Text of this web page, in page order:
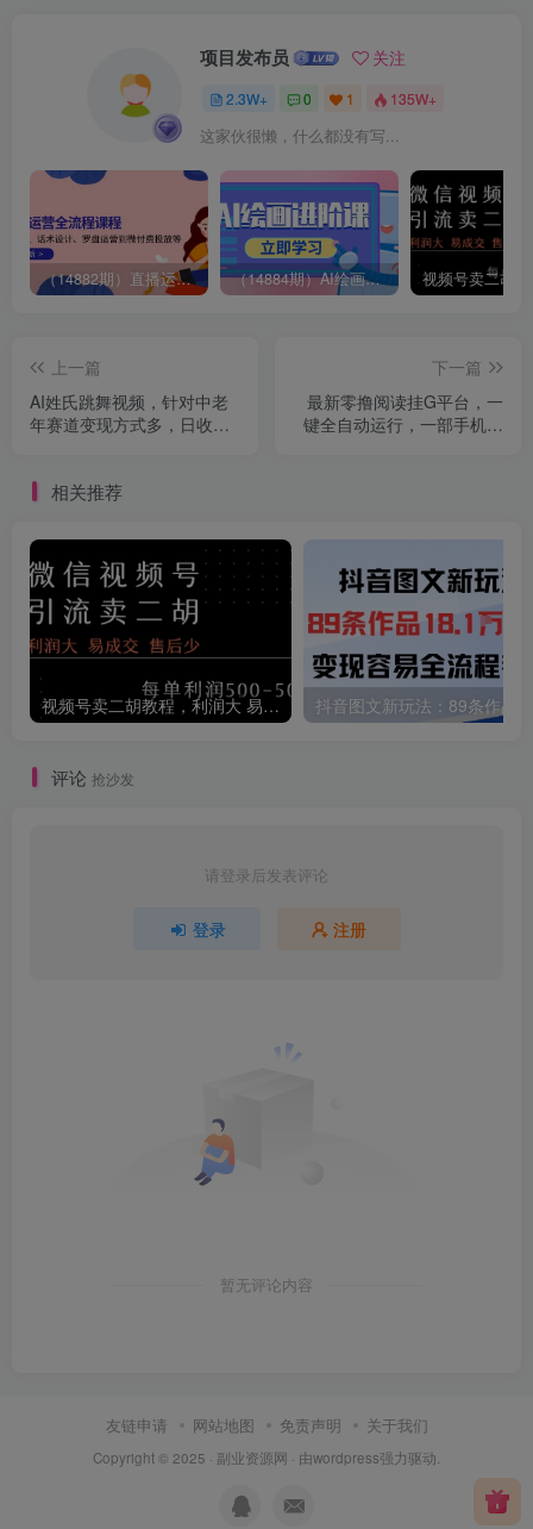
项目发布员 关注
2.3W+ 0 1 135W+
这家伙很懒，什么都没有写...
（14882期）直播运营全流程课程-5月更新：从起号、话术设计、罗盘运营到微付费投放等 （14884期）AI绘画进阶课，涵盖电商摄影等多领域，PS操作与AI工具使用全面教学
上一篇
AI姓氏跳舞视频，针对中老
年赛道变现方式多，日收益9
下一篇
最新零撸阅读挂G平台，一
键全自动运行，一部手机就
相关推荐
视频号卖二胡教程，利润大 易成交 售后少，一单利润5张+
评论 抢沙发
请登录后发表评论
登录 注册
暂无评论内容
友链申请 网站地图 免责声明 关于我们
Copyright © 2025 · 副业资源网 · 由wordpress强力驱动.